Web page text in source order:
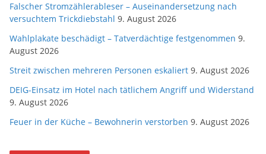
Falscher Stromzählerableser – Auseinandersetzung nach
versuchtem Trickdiebstahl 9. August 2026
Wahlplakate beschädigt – Tatverdächtige festgenommen 9.
August 2026
Streit zwischen mehreren Personen eskaliert 9. August 2026
DEIG-Einsatz im Hotel nach tätlichem Angriff und Widerstand
9. August 2026
Feuer in der Küche – Bewohnerin verstorben 9. August 2026